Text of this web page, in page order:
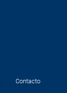
Contacto